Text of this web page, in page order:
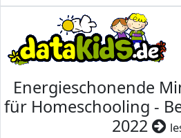
Energieschonende
für Homeschooling -
2022